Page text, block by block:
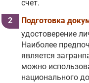
счет.
Подготовка
удостоверение
Наиболее
является
можно
национального